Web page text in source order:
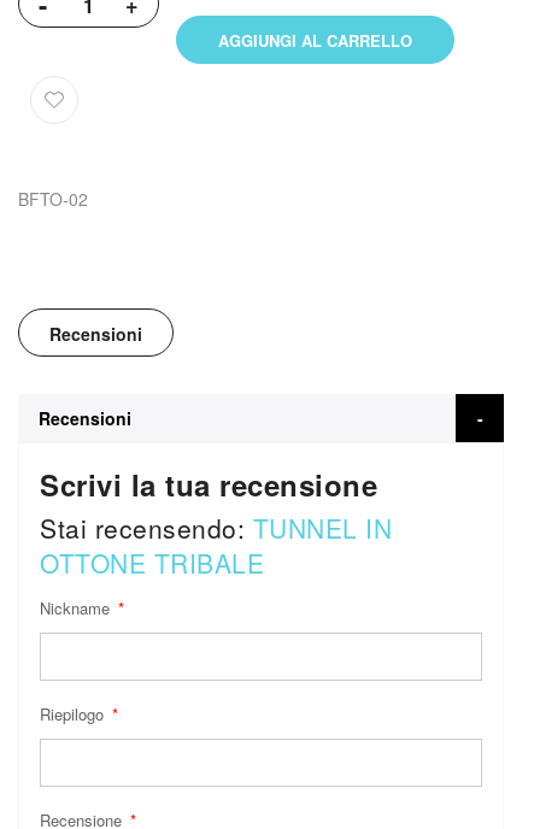
AGGIUNGI AL CARRELLO
BFTO-02
Recensioni
Recensioni
Scrivi la tua recensione
Stai recensendo: TUNNEL IN
OTTONE TRIBALE
Nickname
Riepilogo
Recensione